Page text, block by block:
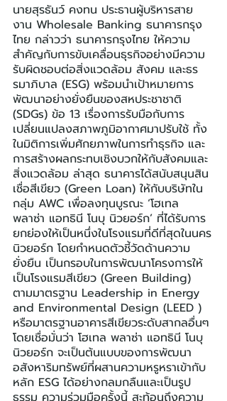
นายสุรธันว์ คงทน ประธานผู้บริหารสาย
งาน Wholesale Banking ธนาคารกรุง
ไทย กล่าวว่า ธนาคารกรุงไทย ให้ความ
สำคัญกับการขับเคลื่อนธุรกิจอย่างมีความ
รับผิดชอบต่อสิ่งแวดล้อม สังคม และธร
รมาภิบาล (ESG) พร้อมนำเป้าหมายการ
พัฒนาอย่างยั่งยืนของสหประชาชาติ
(SDGs) ข้อ 13 เรื่องการรับมือกับการ
เปลี่ยนแปลงสภาพภูมิอากาศมาปรับใช้ ทั้ง
ในมิติการเพิ่มศักยภาพในการทำธุรกิจ และ
การสร้างผลกระทบเชิงบวกให้กับสังคมและ
สิ่งแวดล้อม ล่าสุด ธนาคารได้สนับสนุนสิน
เชื่อสีเขียว (Green Loan) ให้กับบริษัทใน
กลุ่ม AWC เพื่อลงทุนบูรณะ ‘โฮเทล
พลาซ่า แอทธินี โนบุ นิวยอร์ก’ ที่ได้รับการ
ยกย่องให้เป็นหนึ่งในโรงแรมที่ดีที่สุดในนคร
นิวยอร์ก โดยกำหนดตัวชี้วัดด้านความ
ยั่งยืน เป็นกรอบในการพัฒนาโครงการให้
เป็นโรงแรมสีเขียว (Green Building)
ตามมาตรฐาน Leadership in Energy
and Environmental Design (LEED )
หรือมาตรฐานอาคารสีเขียวระดับสากลอื่นๆ
โดยเชื่อมั่นว่า โฮเทล พลาซ่า แอทธินี โนบุ
นิวยอร์ก จะเป็นต้นแบบของการพัฒนา
อสังหาริมทรัพย์ที่ผสานความหรูหราเข้ากับ
หลัก ESG ได้อย่างกลมกลืนและเป็นรูป
ธรรม ความร่วมมือครั้งนี้ สะท้อนถึงความ